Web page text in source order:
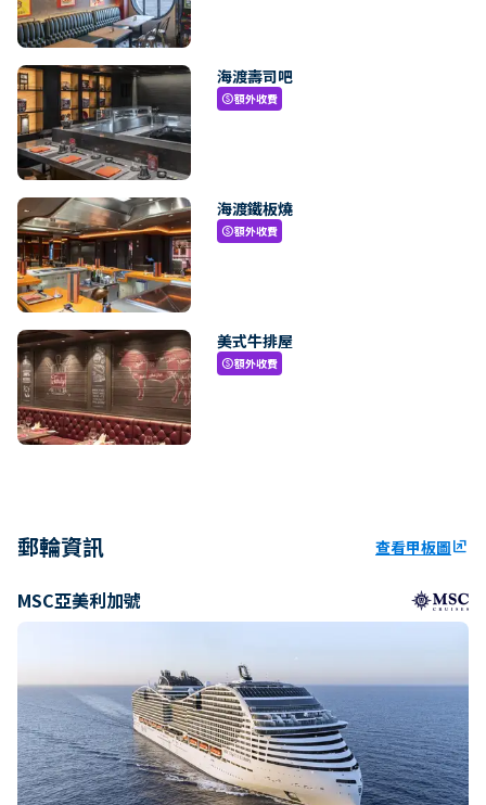
海渡壽司吧
paid額外收費
海渡鐵板燒
paid額外收費
美式牛排屋
paid額外收費
郵輪資訊 查看甲板圖ungroup
MSC亞美利加號